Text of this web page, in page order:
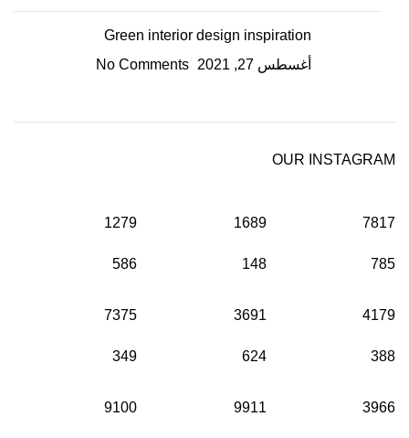
Green interior design inspiration
أغسطس 27, 2021
No Comments
OUR INSTAGRAM
7817
785
1689
148
1279
586
4179
388
3691
624
7375
349
3966
9911
9100